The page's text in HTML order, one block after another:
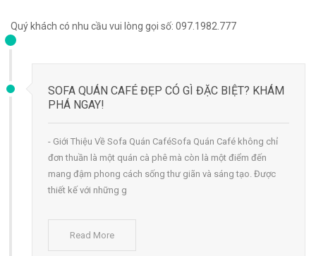
Quý khách có nhu cầu vui lòng gọi số: 097.1982.777
SOFA QUÁN CAFÉ ĐẸP CÓ GÌ ĐẶC BIỆT? KHÁM
PHÁ NGAY!
- Giới Thiệu Về Sofa Quán CaféSofa Quán Café không chỉ
đơn thuần là một quán cà phê mà còn là một điểm đến
mang đậm phong cách sống thư giãn và sáng tạo. Được
thiết kế với những g
Read More